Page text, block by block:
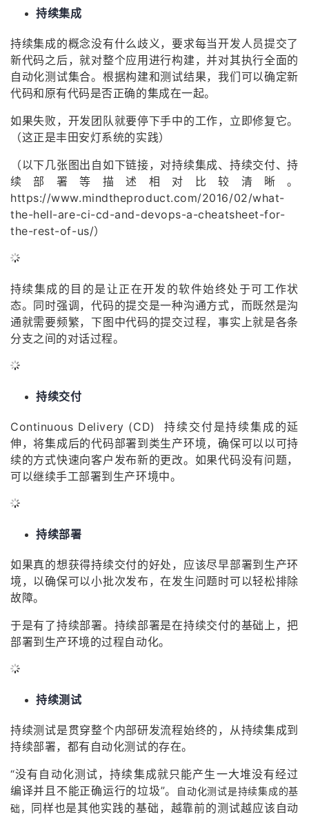
持续集成
持续集成的概念没有什么歧义，要求每当开发人员提交了
新代码之后，就对整个应用进行构建，并对其执行全面的
自动化测试集合。根据构建和测试结果，我们可以确定新
代码和原有代码是否正确的集成在一起。
如果失败，开发团队就要停下手中的工作，立即修复它。
（这正是丰田安灯系统的实践）
（以下几张图出自如下链接，对持续集成、持续交付、持
续部署等描述相对比较清晰。
https://www.mindtheproduct.com/2016/02/what-
the-hell-are-ci-cd-and-devops-a-cheatsheet-for-
the-rest-of-us/）
持续集成的目的是让正在开发的软件始终处于可工作状
态。同时强调，代码的提交是一种沟通方式，而既然是沟
通就需要频繁，下图中代码的提交过程，事实上就是各条
分支之间的对话过程。
持续交付
Continuous Delivery (CD) 持续交付是持续集成的延
伸，将集成后的代码部署到类生产环境，确保可以以可持
续的方式快速向客户发布新的更改。如果代码没有问题，
可以继续手工部署到生产环境中。
持续部署
如果真的想获得持续交付的好处，应该尽早部署到生产环
境，以确保可以小批次发布，在发生问题时可以轻松排除
故障。
于是有了持续部署。持续部署是在持续交付的基础上，把
部署到生产环境的过程自动化。
持续测试
持续测试是贯穿整个内部研发流程始终的，从持续集成到
持续部署，都有自动化测试的存在。
“没有自动化测试，持续集成就只能产生一大堆没有经过
编译并且不能正确运行的垃圾”。
自动化测试是持续集成的基
础，
同样也是其他实践的基础，越靠前的测试越应该自动